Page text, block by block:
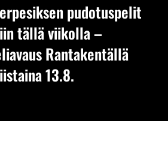
pudotuspelit
tällä viikolla –
Rantakentällä
13.8.